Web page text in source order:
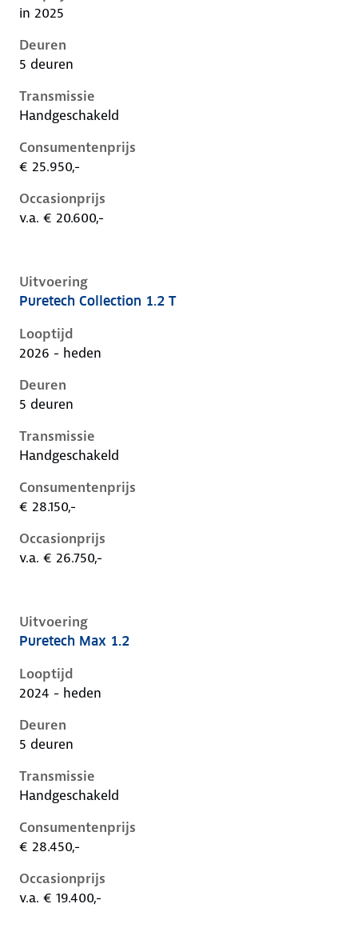
in 2025
Deuren
5 deuren
Transmissie
Handgeschakeld
Consumentenprijs
€ 25.950,-
Occasionprijs
v.a. € 20.600,-
Uitvoering
Citroen C3 iv, 1.2 t, 74 kW, Benzine, 5 deuren
Puretech Collection 1.2 T
Looptijd
2026 - heden
Deuren
5 deuren
Transmissie
Handgeschakeld
Consumentenprijs
€ 28.150,-
Occasionprijs
v.a. € 26.750,-
Uitvoering
Citroen C3 iv, 1.2, 74 kW, Benzine, 5 deuren
Puretech Max 1.2
Looptijd
2024 - heden
Deuren
5 deuren
Transmissie
Handgeschakeld
Consumentenprijs
€ 28.450,-
Occasionprijs
v.a. € 19.400,-